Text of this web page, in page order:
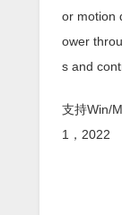
or motion
ower
s and
支持Win/
1，2022